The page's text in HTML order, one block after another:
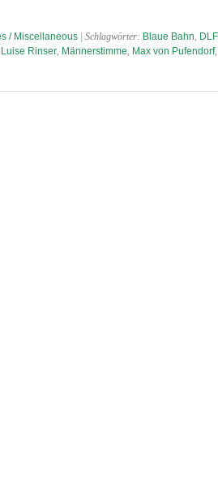
/ Miscellaneous| Schlagwörter: Blaue Bahn,
Luise Rinser, Männerstimme, Max von Pufendorf,